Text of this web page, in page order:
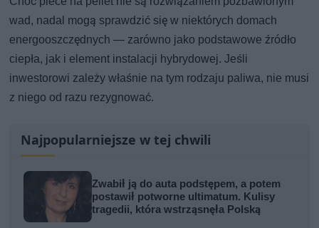
wad, nadal mogą sprawdzić się w niektórych domach
energooszczędnych — zarówno jako podstawowe źródło
ciepła, jak i element instalacji hybrydowej. Jeśli
inwestorowi zależy właśnie na tym rodzaju paliwa, nie musi
z niego od razu rezygnować.
Najpopularniejsze w tej chwili
Zwabił ją do auta podstępem, a potem
postawił potworne ultimatum. Kulisy
tragedii, która wstrząsnęła Polską